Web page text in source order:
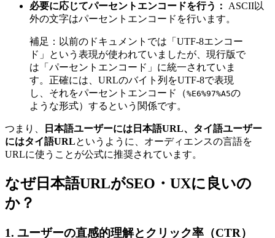
必要に応じてパーセントエンコードを行う： ASCII以
外の文字はパーセントエンコードを行います。
補足：以前のドキュメントでは「UTF-8エンコー
ド」という表現が使われていましたが、現行版で
は「パーセントエンコード」に統一されていま
す。正確には、URLのバイト列をUTF-8で表現
し、それをパーセントエンコード（%E6%97%A5の
ような形式）するという関係です。
つまり、
日本語ユーザーには日本語URL、タイ語ユーザー
にはタイ語URLというように、オーディエンスの言語を
URLに使うことが公式に推奨されています。
なぜ日本語URLがSEO・UXに良いの
か？
1. ユーザーの直感的理解とクリック率（CTR）